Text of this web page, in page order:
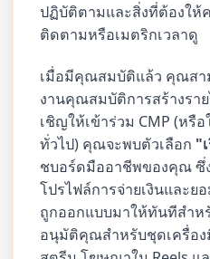
ปฏิบัติตามและสิ่งที่ต้องให้
ติดตามหรือเมตริกเวลาดู
เมื่อมีคุณสมบัติแล้ว คุณสา
งานคุณสมบัติการสร้างรา
เชิญให้เข้าร่วม CMP (หรื
ทั่วไป) คุณจะพบตัวเลือก "
ชบอร์ดมืออาชีพของคุณ ซึ่
โปรไฟล์การจ่ายเงินและ
ถูกออกแบบมาให้ทันทีสำ
อนุมัติคุณสำหรับชุดเครื่อ